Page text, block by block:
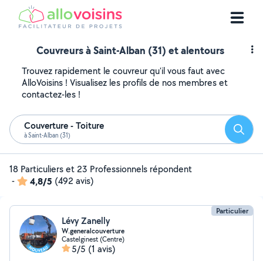
Couvreurs à Saint-Alban (31) et alentours
Trouvez rapidement le couvreur qu'il vous faut avec
AlloVoisins ! Visualisez les profils de nos membres et
contactez-les !
Couverture - Toiture
à Saint-Alban (31)
18 Particuliers et 23 Professionnels répondent
-
4,8/5 (492 avis)
Particulier
Lévy Zanelly
W.generalcouverture
Castelginest (Centre)
5/5 (1 avis)